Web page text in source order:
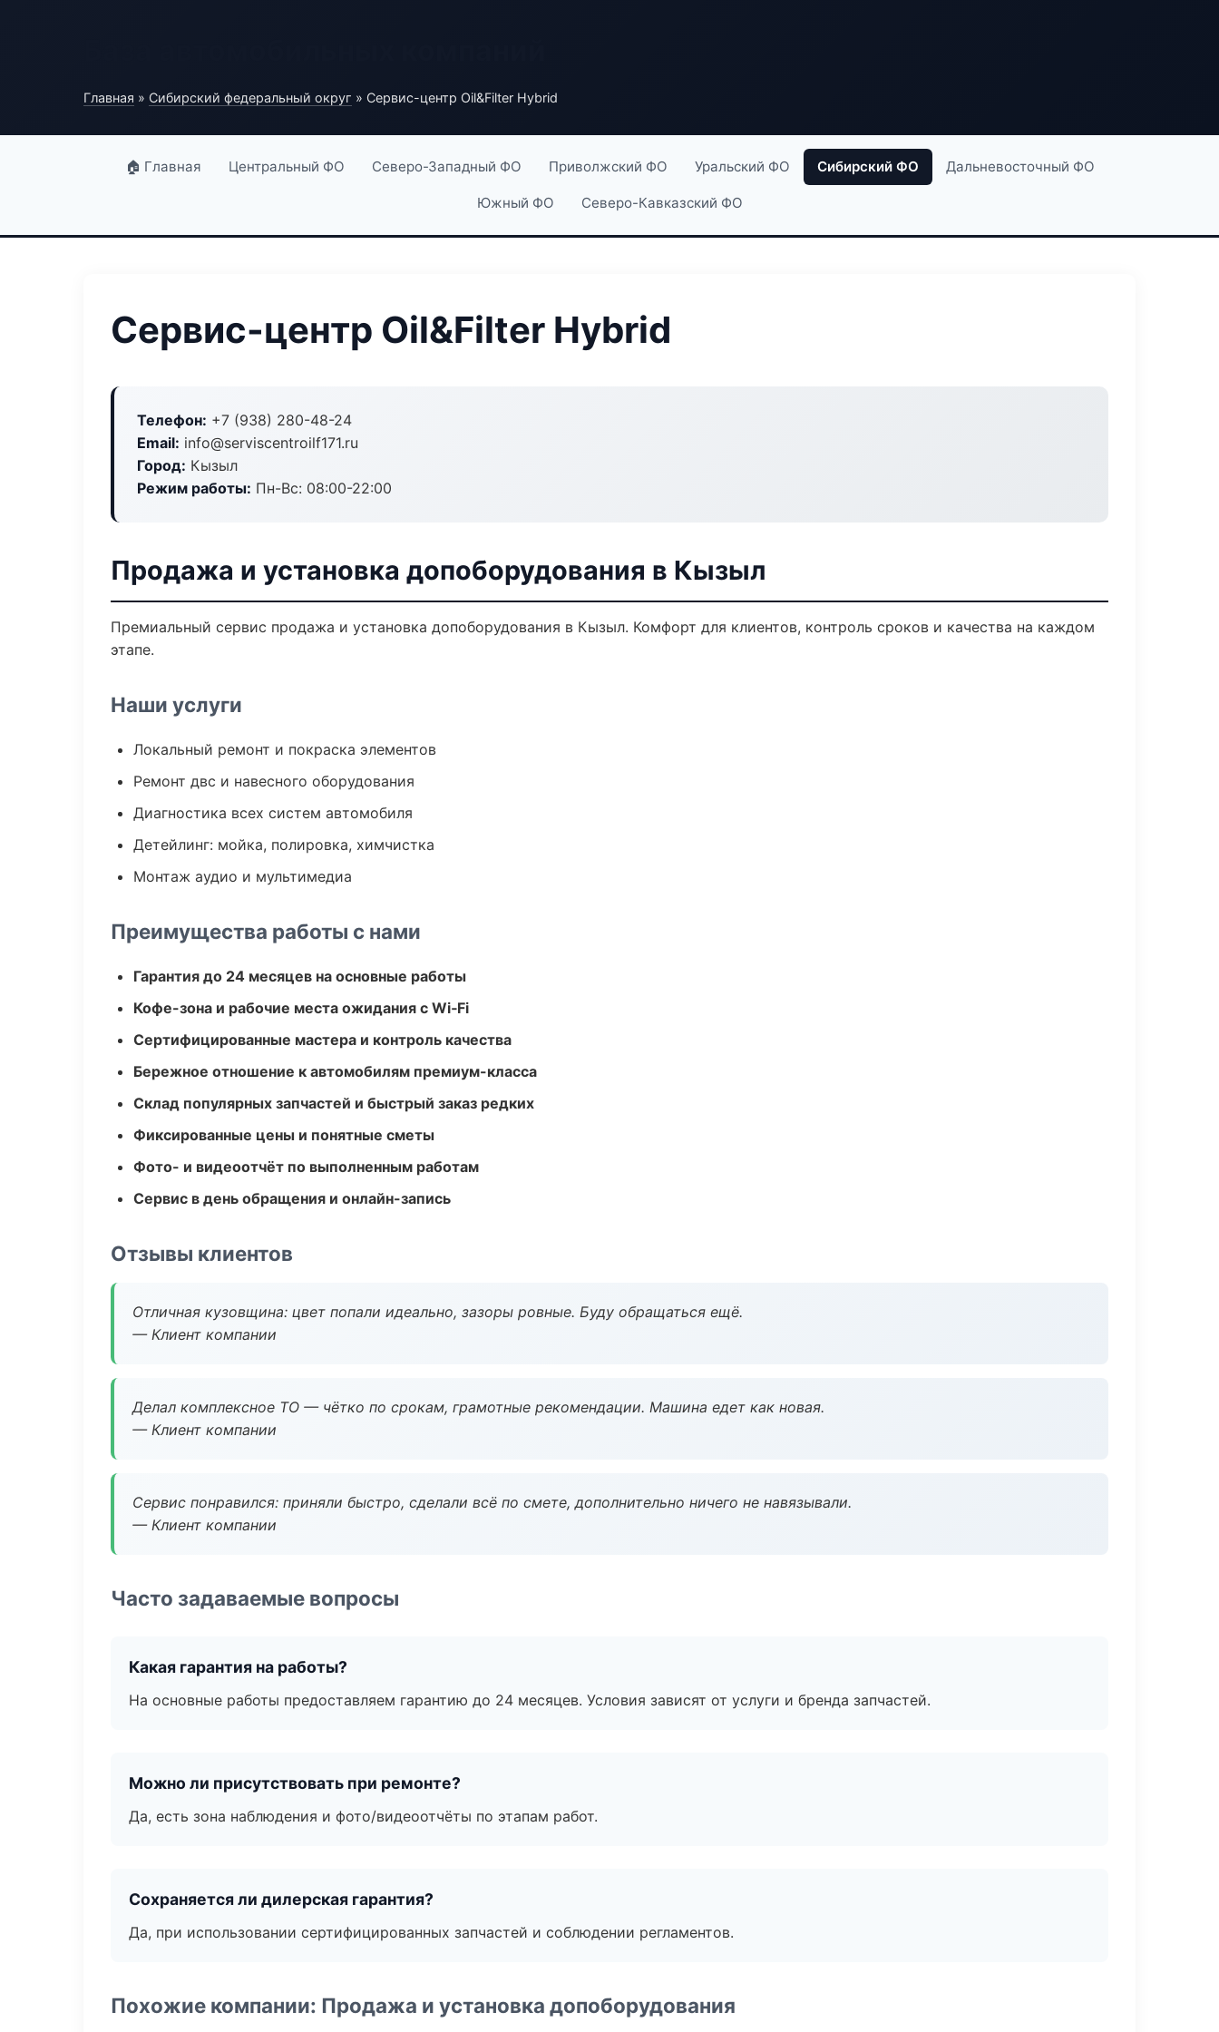
Главная » Сибирский федеральный округ » Сервис-центр Oil&Filter Hybrid
🏠 Главная Центральный ФО Северо-Западный ФО Приволжский ФО Уральский ФО Сибирский ФО Дальневосточный ФО
Южный ФО Северо-Кавказский ФО
Сервис-центр Oil&Filter Hybrid
Телефон: +7 (938) 280-48-24
Email: info@serviscentroilf171.ru
Город: Кызыл
Режим работы: Пн-Вс: 08:00-22:00
Продажа и установка допоборудования в Кызыл
Премиальный сервис продажа и установка допоборудования в Кызыл. Комфорт для клиентов, контроль сроков и качества на каждом
этапе.
Наши услуги
Локальный ремонт и покраска элементов
Ремонт двс и навесного оборудования
Диагностика всех систем автомобиля
Детейлинг: мойка, полировка, химчистка
Монтаж аудио и мультимедиа
Преимущества работы с нами
Гарантия до 24 месяцев на основные работы
Кофе-зона и рабочие места ожидания с Wi‑Fi
Сертифицированные мастера и контроль качества
Бережное отношение к автомобилям премиум-класса
Склад популярных запчастей и быстрый заказ редких
Фиксированные цены и понятные сметы
Фото- и видеоотчёт по выполненным работам
Сервис в день обращения и онлайн-запись
Отзывы клиентов
Отличная кузовщина: цвет попали идеально, зазоры ровные. Буду обращаться ещё.
— Клиент компании
Делал комплексное ТО — чётко по срокам, грамотные рекомендации. Машина едет как новая.
— Клиент компании
Сервис понравился: приняли быстро, сделали всё по смете, дополнительно ничего не навязывали.
— Клиент компании
Часто задаваемые вопросы
Какая гарантия на работы?
На основные работы предоставляем гарантию до 24 месяцев. Условия зависят от услуги и бренда запчастей.
Можно ли присутствовать при ремонте?
Да, есть зона наблюдения и фото/видеоотчёты по этапам работ.
Сохраняется ли дилерская гарантия?
Да, при использовании сертифицированных запчастей и соблюдении регламентов.
Похожие компании: Продажа и установка допоборудования